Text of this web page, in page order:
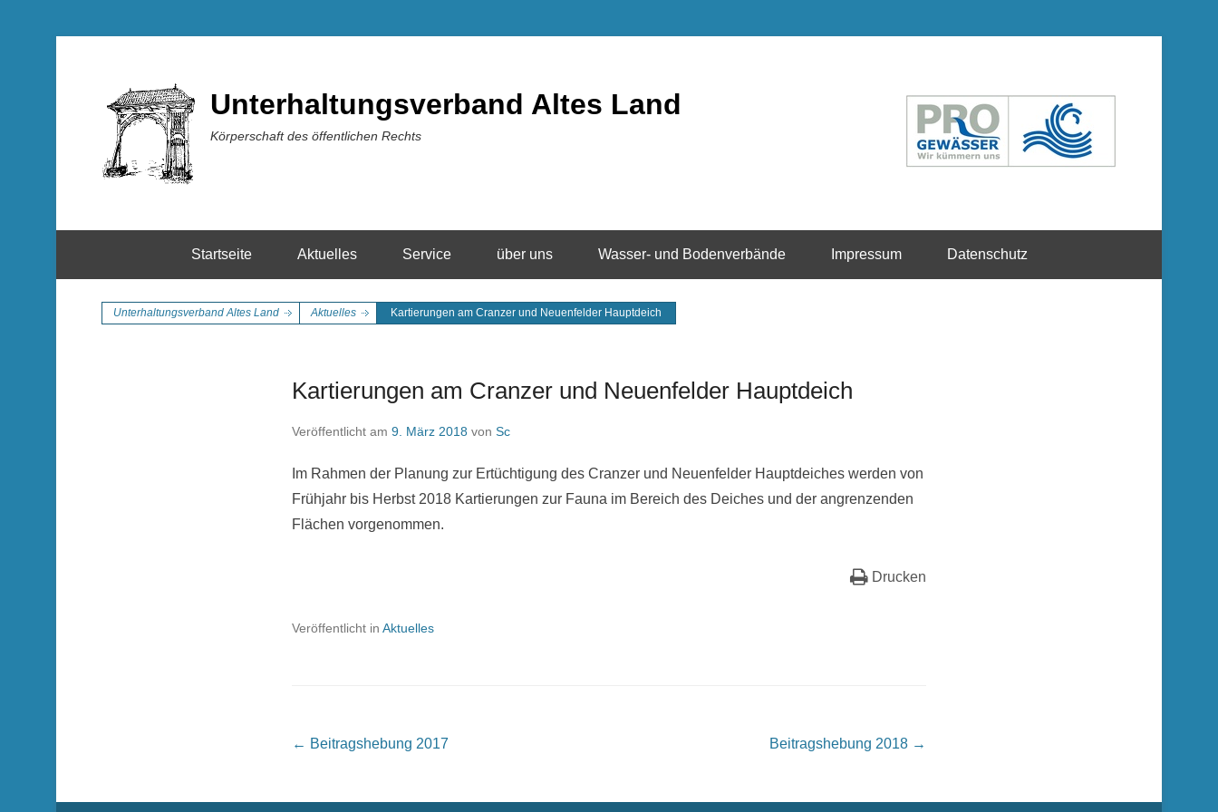
Unterhaltungsverband Altes Land
Körperschaft des öffentlichen Rechts
Startseite Aktuelles Service über uns Wasser- und Bodenverbände Impressum Datenschutz
Unterhaltungsverband Altes Land Aktuelles Kartierungen am Cranzer und Neuenfelder Hauptdeich
Kartierungen am Cranzer und Neuenfelder Hauptdeich
Veröffentlicht am 9. März 2018 von Sc
Im Rahmen der Planung zur Ertüchtigung des Cranzer und Neuenfelder Hauptdeiches werden von
Frühjahr bis Herbst 2018 Kartierungen zur Fauna im Bereich des Deiches und der angrenzenden
Flächen vorgenommen.
Drucken
Veröffentlicht in Aktuelles
Beitrags Übersicht
← Beitragshebung 2017 Beitragshebung 2018 →